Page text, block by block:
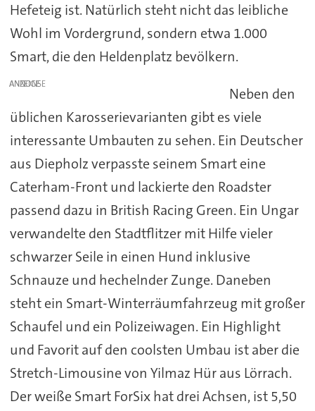
Hefeteig ist. Natürlich steht nicht das leibliche
Wohl im Vordergrund, sondern etwa 1.000
Smart, die den Heldenplatz bevölkern.
ANZEIGE
Neben den
üblichen Karosserievarianten gibt es viele
interessante Umbauten zu sehen. Ein Deutscher
aus Diepholz verpasste seinem Smart eine
Caterham-Front und lackierte den Roadster
passend dazu in British Racing Green. Ein Ungar
verwandelte den Stadtflitzer mit Hilfe vieler
schwarzer Seile in einen Hund inklusive
Schnauze und hechelnder Zunge. Daneben
steht ein Smart-Winterräumfahrzeug mit großer
Schaufel und ein Polizeiwagen. Ein Highlight
und Favorit auf den coolsten Umbau ist aber die
Stretch-Limousine von Yilmaz Hür aus Lörrach.
Der weiße Smart ForSix hat drei Achsen, ist 5,50